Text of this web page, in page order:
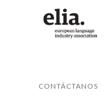
CONTÁCTANOS